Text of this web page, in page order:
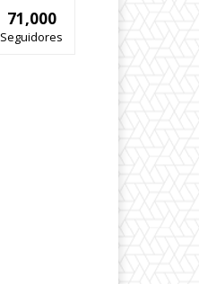
71,000
Seguidores